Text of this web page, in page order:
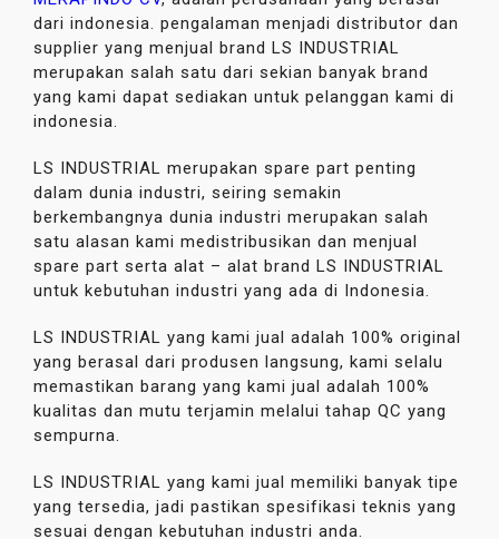
dari indonesia. pengalaman menjadi distributor dan
supplier yang menjual brand LS INDUSTRIAL
merupakan salah satu dari sekian banyak brand
yang kami dapat sediakan untuk pelanggan kami di
indonesia.
LS INDUSTRIAL merupakan spare part penting
dalam dunia industri, seiring semakin
berkembangnya dunia industri merupakan salah
satu alasan kami medistribusikan dan menjual
spare part serta alat – alat brand LS INDUSTRIAL
untuk kebutuhan industri yang ada di Indonesia.
LS INDUSTRIAL yang kami jual adalah 100% original
yang berasal dari produsen langsung, kami selalu
memastikan barang yang kami jual adalah 100%
kualitas dan mutu terjamin melalui tahap QC yang
sempurna.
LS INDUSTRIAL yang kami jual memiliki banyak tipe
yang tersedia, jadi pastikan spesifikasi teknis yang
sesuai dengan kebutuhan industri anda.